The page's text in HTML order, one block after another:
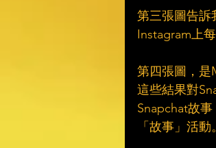
第三張圖告訴
Instagram上
第四張圖，是
這些結果對
Snapchat故
「故事」活動。